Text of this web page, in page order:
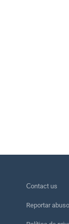
Сontact us
Reportar abuso